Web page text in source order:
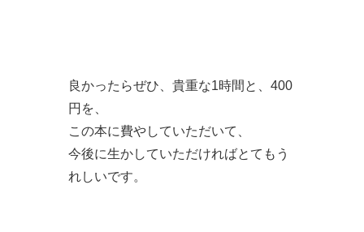
良かったらぜひ、貴重な1時間と、400
円を、
この本に費やしていただいて、
今後に生かしていただければとてもう
れしいです。